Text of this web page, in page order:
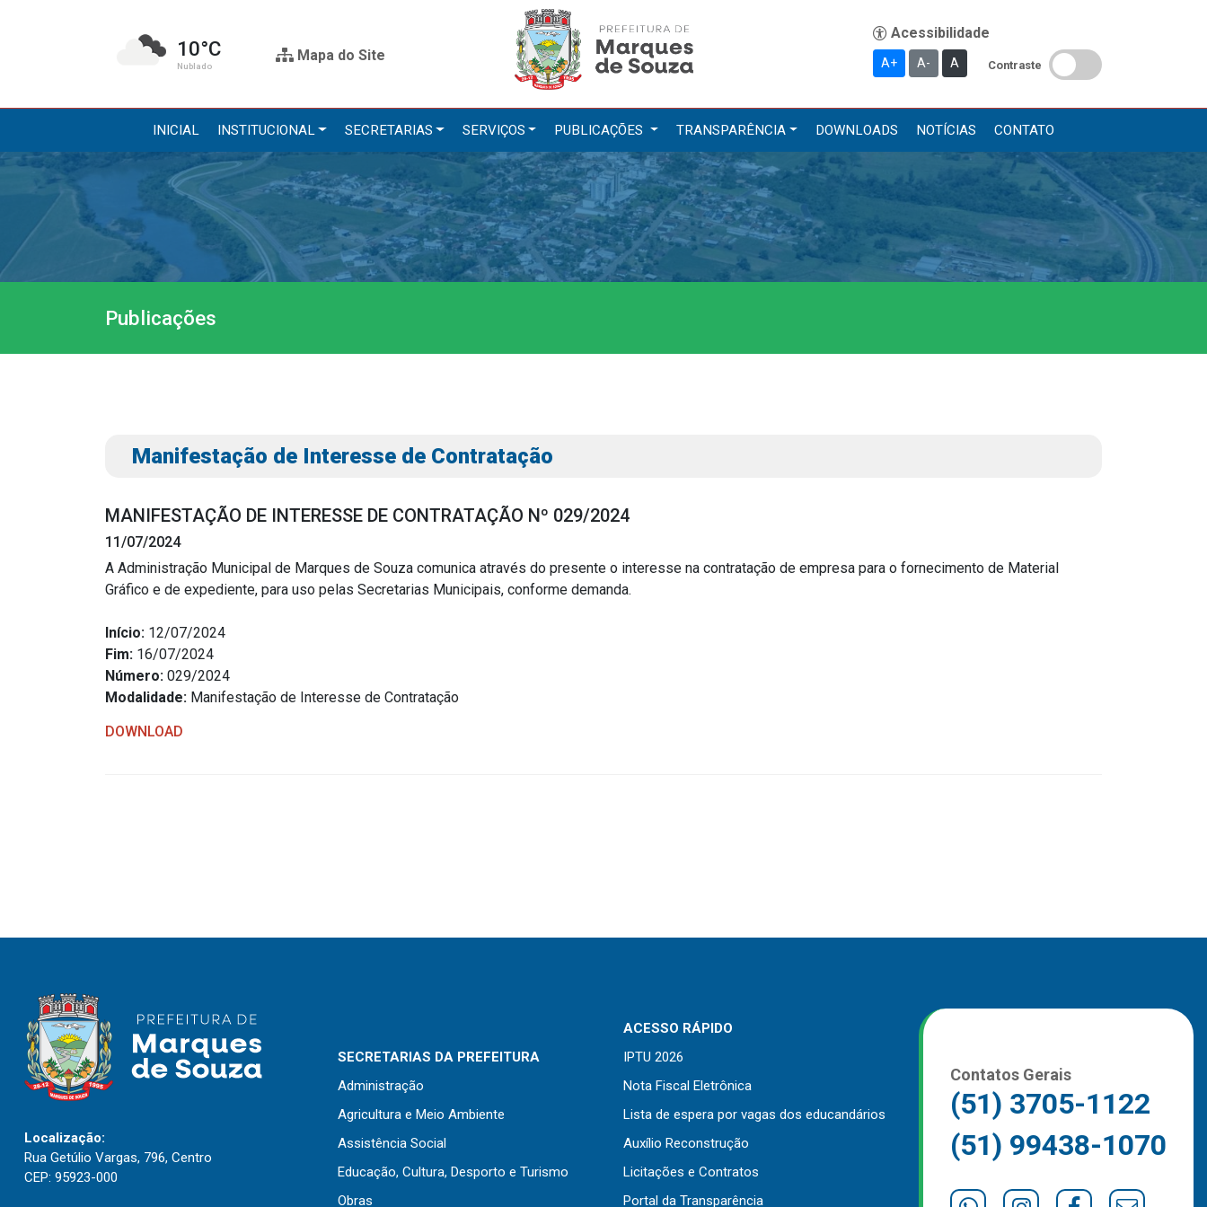
10°C
Nublado
Mapa do Site A+ A- A Contraste
INICIAL INSTITUCIONAL SECRETARIAS SERVIÇOS PUBLICAÇÕES TRANSPARÊNCIA DOWNLOADS NOTÍCIAS CONTATO
Institucional
A Prefeitura
Gabinete do Prefeito
História do Município
Secretarias
Administração
Agricultura e Meio Ambiente
Serviços
IPTU 2026
Nota Fiscal Eletrônica
Publicações
Diário Oficial (Novo)
Diário Oficial (Até 30/04)
Portal da Transparência
Radar da Transparência
Contato
Publicações
Manifestação de Interesse de Contratação
MANIFESTAÇÃO DE INTERESSE DE CONTRATAÇÃO Nº 029/2024
11/07/2024
A Administração Municipal de Marques de Souza comunica através do presente o interesse na contratação de empresa para o fornecimento de Material
Gráfico e de expediente, para uso pelas Secretarias Municipais, conforme demanda.
Início: 12/07/2024
Fim: 16/07/2024
Número: 029/2024
Modalidade: Manifestação de Interesse de Contratação
DOWNLOAD
Localização:
Rua Getúlio Vargas, 796, Centro
CEP: 95923-000
SECRETARIAS DA PREFEITURA
Administração
Agricultura e Meio Ambiente
Assistência Social
Educação, Cultura, Desporto e Turismo
Obras
ACESSO RÁPIDO
IPTU 2026
Nota Fiscal Eletrônica
Lista de espera por vagas dos educandários
Auxílio Reconstrução
Licitações e Contratos
Portal da Transparência
Contatos Gerais
(51) 3705-1122
(51) 99438-1070